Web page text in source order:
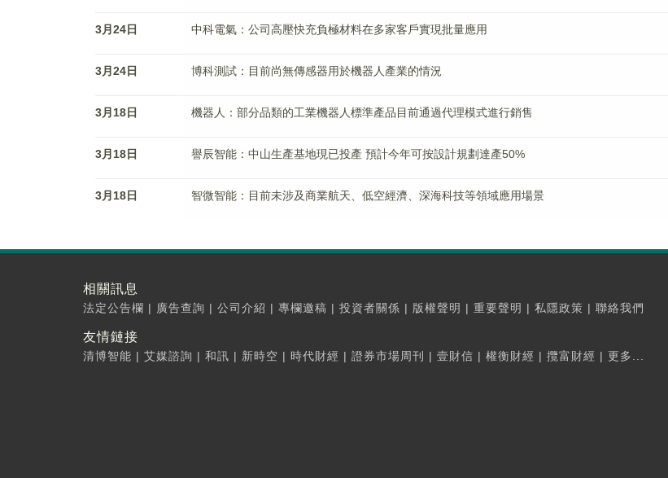
3月24日 中科電氣：公司高壓快充負極材料在多家客戶實現批量應用
3月24日 博科測試：目前尚無傳感器用於機器人產業的情況
3月18日 機器人：部分品類的工業機器人標準產品目前通過代理模式進行銷售
3月18日 譽辰智能：中山生產基地現已投產 預計今年可按設計規劃達產50%
3月18日 智微智能：目前未涉及商業航天、低空經濟、深海科技等領域應用場景
相關訊息
法定公告欄 | 廣告查詢 | 公司介紹 | 專欄邀稿 | 投資者關係 | 版權聲明 | 重要聲明 | 私隱政策 | 聯絡我們
友情鏈接
清博智能 | 艾媒諮詢 | 和訊 | 新時空 | 時代財經 | 證券市場周刊 | 壹財信 | 權衡財經 | 攬富財經 | 更多...